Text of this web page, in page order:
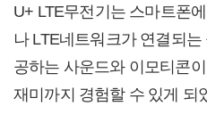
U+ LTE무전기는 스마트폰
나 LTE네트워크가 연결되
공하는 사운드와 이모티콘
재미까지 경험할 수 있게 되